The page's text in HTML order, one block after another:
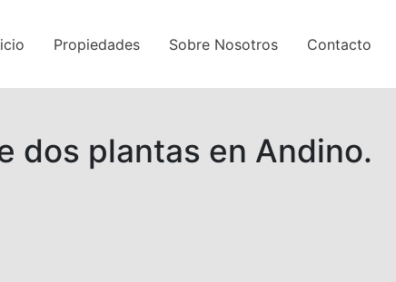
Propiedades Sobre Nosotros Contacto
dos plantas en Andino.